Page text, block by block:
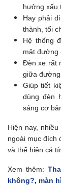
hưởng xấu
Hay phải
thành, tối
Hệ thống
mặt đường
Đèn xe rất
giữa đường.
Giúp tiết
dùng đèn
sáng cơ
Hiện nay,
ngoài mục đích
và thể hiện cá
Xem thêm:
không?, màn